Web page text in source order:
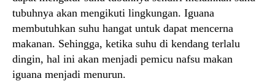
tubuhnya akan mengikuti lingkungan. Iguana
membutuhkan suhu hangat untuk dapat mencerna
makanan. Sehingga, ketika suhu di kendang terlalu
dingin, hal ini akan menjadi pemicu nafsu makan
iguana menjadi menurun.